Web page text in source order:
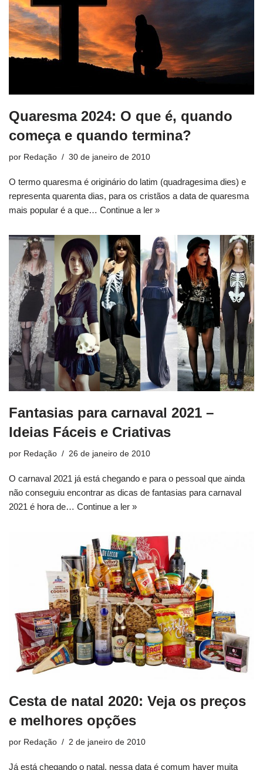
Quaresma 2024: O que é, quando
começa e quando termina?
por Redação 30 de janeiro de 2010
O termo quaresma é originário do latim (quadragesima dies) e
representa quarenta dias, para os cristãos a data de quaresma
mais popular é a que… Continue a ler »
Fantasias para carnaval 2021 –
Ideias Fáceis e Criativas
por Redação 26 de janeiro de 2010
O carnaval 2021 já está chegando e para o pessoal que ainda
não conseguiu encontrar as dicas de fantasias para carnaval
2021 é hora de… Continue a ler »
Cesta de natal 2020: Veja os preços
e melhores opções
por Redação 2 de janeiro de 2010
Já está chegando o natal, nessa data é comum haver muita